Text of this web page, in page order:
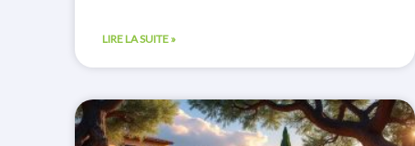
LIRE LA SUITE »